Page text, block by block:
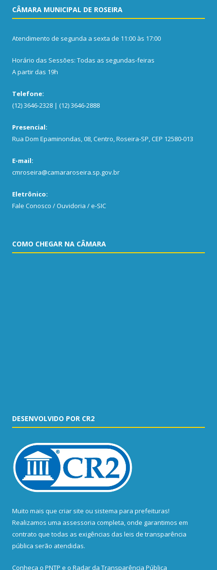
CÂMARA MUNICIPAL DE ROSEIRA
Atendimento de segunda a sexta de 11:00 às 17:00
Horário das Sessões: Todas as segundas-feiras
A partir das 19h
Telefone:
(12) 3646-2328 | (12) 3646-2888
Presencial:
Rua Dom Epaminondas, 08, Centro, Roseira-SP, CEP 12580-013
E-mail:
cmroseira@camararoseira.sp.gov.br
Eletrônico:
Fale Conosco / Ouvidoria / e-SIC
COMO CHEGAR NA CÂMARA
DESENVOLVIDO POR CR2
Muito mais que criar site ou sistema para prefeituras!
Realizamos uma assessoria completa, onde garantimos em
contrato que todas as exigências das leis de transparência
pública serão atendidas.
Conheça o PNTP e o Radar da Transparência Pública